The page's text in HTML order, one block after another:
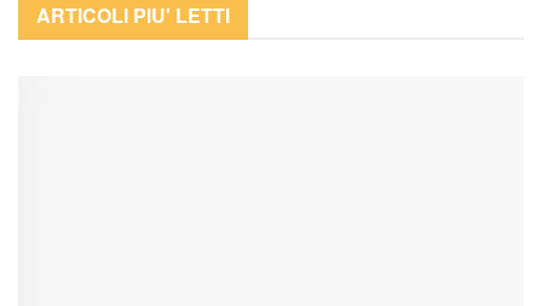
ARTICOLI PIU' LETTI